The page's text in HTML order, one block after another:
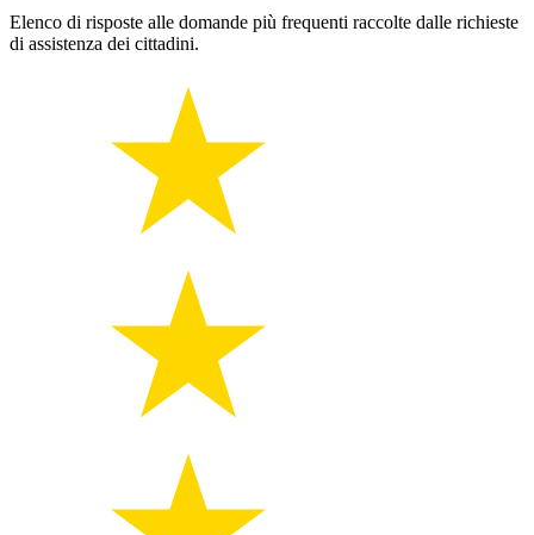
Elenco di risposte alle domande più frequenti raccolte dalle richieste
di assistenza dei cittadini.